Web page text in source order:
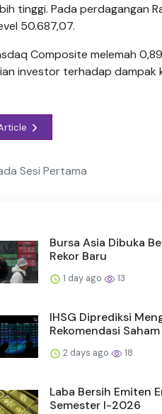
tinggi. Pada perdagangan
50.687,07.
Composite melemah
investor terhadap dampak
Sesi Pertama
Bursa Asia Dibuka
Rekor Baru
1 day ago 13
IHSG Diprediksi
Rekomendasi Saham
2 days ago 18
Laba Bersih Emiten
Semester I-2026